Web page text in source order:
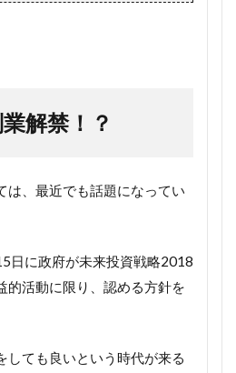
解禁！？
は、最近でも話題になってい
日に政府が未来投資戦略2018
的活動に限り、認める方針を
しても良いという時代が来る